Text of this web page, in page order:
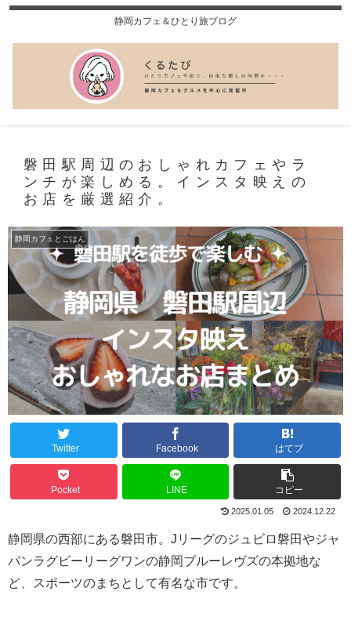
静岡カフェ＆ひとり旅ブログ
磐田駅周辺のおしゃれカフェやラ
ンチが楽しめる。インスタ映えの
お店を厳選紹介。
静岡カフェとごはん
Twitter Facebook はてブ
Pocket LINE コピー
2025.01.05 2024.12.22
静岡県の西部にある磐田市。Jリーグのジュビロ磐田やジャ
パンラグビーリーグワンの静岡ブルーレヴズの本拠地な
ど、スポーツのまちとして有名な市です。